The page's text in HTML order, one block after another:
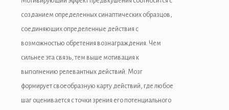
созданием определенных синаптических образцов,
соединяющих определенные действия с
возможностью обретения вознаграждения. Чем
сильнее эта связь, тем выше мотивация к
выполнению релевантных действий. Мозг
формирует своеобразную карту действий, где любое
шаг оценивается с точки зрения его потенциального